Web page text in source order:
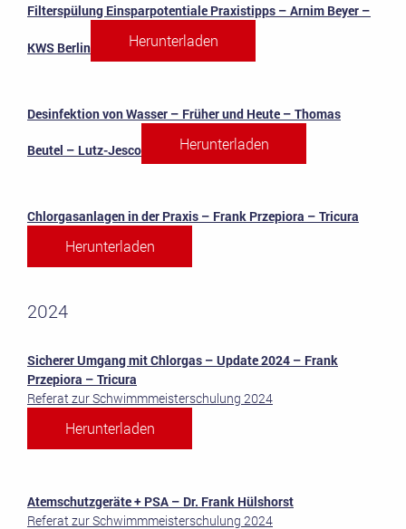
Filterspülung Einsparpotentiale Praxistipps – Arnim Beyer –
KWS Berlin Herunterladen
Desinfektion von Wasser – Früher und Heute – Thomas
Beutel – Lutz-Jesco Herunterladen
Chlorgasanlagen in der Praxis – Frank Przepiora – Tricura
Herunterladen
2024
Sicherer Umgang mit Chlorgas – Update 2024 – Frank
Przepiora – Tricura
Referat zur Schwimmmeisterschulung 2024
Herunterladen
Atemschutzgeräte + PSA – Dr. Frank Hülshorst
Referat zur Schwimmmeisterschulung 2024